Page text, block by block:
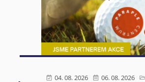
04. 08. 2026 06. 08. 2026